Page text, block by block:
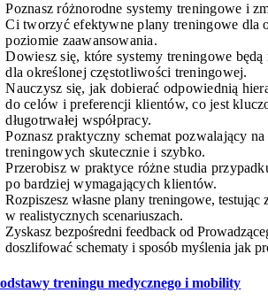
Poznasz różnorodne systemy treningowe i
Ci tworzyć efektywne plany treningowe dla
poziomie zaawansowania.
Dowiesz się, które systemy treningowe
dla określonej częstotliwości treningowej.
Nauczysz się, jak dobierać odpowiednią
do celów i preferencji klientów, co jest
długotrwałej współpracy.
Poznasz praktyczny schemat pozwalający
treningowych skutecznie i szybko.
Przerobisz w praktyce różne studia
po bardziej wymagających klientów.
Rozpiszesz własne plany treningowe, testując
w realistycznych scenariuszach.
Zyskasz bezpośredni feedback od
doszlifować schematy i sposób myślenia jak
treningu medycznego i mobility